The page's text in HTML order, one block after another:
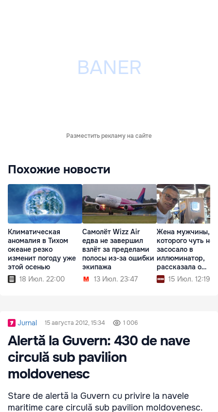
Разместить рекламу на сайте
Похожие новости
Климатическая
аномалия в Тихом
океане резко
изменит погоду уже
этой осенью
18 Июл. 22:00
Самолёт Wizz Air
едва не завершил
взлёт за пределами
полосы из-за ошибки
экипажа
13 Июл. 23:47
Жена мужчины,
которого чуть не
засосало в
иллюминатор,
рассказала о
пережитом
15 Июл. 12:19
Jurnal 15 августа 2012, 15:34 1 006
Alertă la Guvern: 430 de nave
circulă sub pavilion
moldovenesc
Stare de alertă la Guvern cu privire la navele
maritime care circulă sub pavilion moldovenesc.